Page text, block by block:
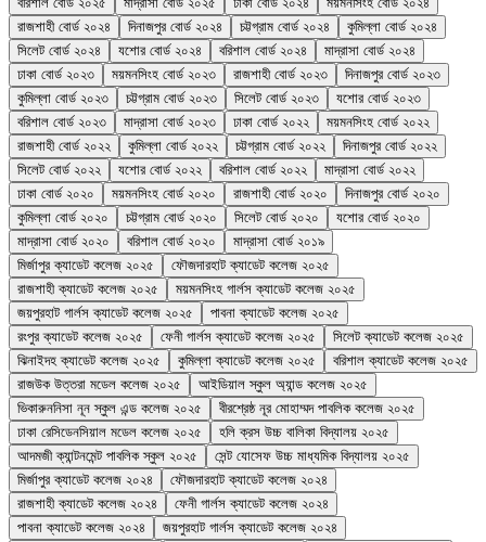
রাজশাহী বোর্ড ২০২৪
দিনাজপুর বোর্ড ২০২৪ চট্টগ্রাম বোর্ড ২০২৪
কুমিল্লা বোর্ড ২০২৪
সিলেট বোর্ড ২০২৪
যশোর বোর্ড ২০২৪ বরিশাল বোর্ড ২০২৪
মাদ্রাসা বোর্ড ২০২৪
ঢাকা বোর্ড ২০২৩
ময়মনসিংহ বোর্ড ২০২৩ রাজশাহী বোর্ড ২০২৩
দিনাজপুর বোর্ড ২০২৩
কুমিল্লা বোর্ড ২০২৩
চট্টগ্রাম বোর্ড ২০২৩ সিলেট বোর্ড ২০২৩
যশোর বোর্ড ২০২৩
বরিশাল বোর্ড ২০২৩
মাদ্রাসা বোর্ড ২০২৩ ঢাকা বোর্ড ২০২২
ময়মনসিংহ বোর্ড ২০২২
রাজশাহী বোর্ড ২০২২
কুমিল্লা বোর্ড ২০২২ চট্টগ্রাম বোর্ড ২০২২
দিনাজপুর বোর্ড ২০২২
সিলেট বোর্ড ২০২২
যশোর বোর্ড ২০২২ বরিশাল বোর্ড ২০২২
মাদ্রাসা বোর্ড ২০২২
ঢাকা বোর্ড ২০২০
ময়মনসিংহ বোর্ড ২০২০ রাজশাহী বোর্ড ২০২০
দিনাজপুর বোর্ড ২০২০
কুমিল্লা বোর্ড ২০২০
চট্টগ্রাম বোর্ড ২০২০ সিলেট বোর্ড ২০২০
যশোর বোর্ড ২০২০
মাদ্রাসা বোর্ড ২০২০
বরিশাল বোর্ড ২০২০
মাদ্রাসা বোর্ড ২০১৯
মির্জাপুর ক্যাডেট কলেজ ২০২৫
ফৌজদারহাট ক্যাডেট কলেজ ২০২৫
রাজশাহী ক্যাডেট কলেজ ২০২৫
ময়মনসিংহ গার্লস ক্যাডেট কলেজ ২০২৫
জয়পুরহাট গার্লস ক্যাডেট কলেজ ২০২৫
পাবনা ক্যাডেট কলেজ ২০২৫
রংপুর ক্যাডেট কলেজ ২০২৫
ফেনী গার্লস ক্যাডেট কলেজ ২০২৫
সিলেট ক্যাডেট কলেজ ২০২৫
ঝিনাইদহ ক্যাডেট কলেজ ২০২৫
কুমিল্লা ক্যাডেট কলেজ ২০২৫
বরিশাল ক্যাডেট কলেজ ২০২৫
রাজউক উত্তরা মডেল কলেজ ২০২৫
আইডিয়াল স্কুল অ্যান্ড কলেজ ২০২৫
ভিকারুননিসা নূন স্কুল এন্ড কলেজ ২০২৫
বীরশ্রেষ্ঠ নূর মোহাম্মদ পাবলিক কলেজ ২০২৫
ঢাকা রেসিডেনসিয়াল মডেল কলেজ ২০২৫
হলি ক্রস উচ্চ বালিকা বিদ্যালয় ২০২৫
আদমজী ক্যান্টনমেন্ট পাবলিক স্কুল ২০২৫
সেন্ট যোসেফ উচ্চ মাধ্যমিক বিদ্যালয় ২০২৫
মির্জাপুর ক্যাডেট কলেজ ২০২৪
ফৌজদারহাট ক্যাডেট কলেজ ২০২৪
রাজশাহী ক্যাডেট কলেজ ২০২৪
ফেনী গার্লস ক্যাডেট কলেজ ২০২৪
পাবনা ক্যাডেট কলেজ ২০২৪
জয়পুরহাট গার্লস ক্যাডেট কলেজ ২০২৪